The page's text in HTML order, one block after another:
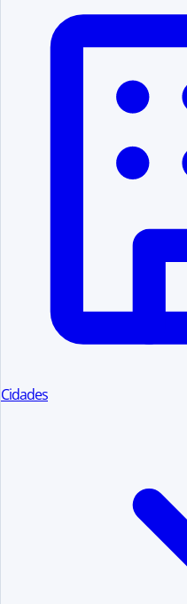
Cidades